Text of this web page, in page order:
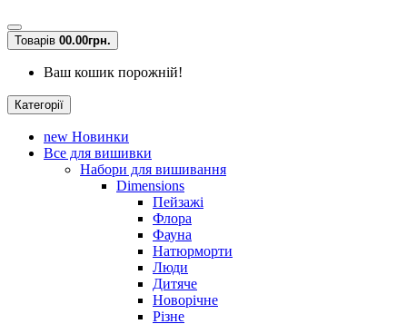
Товарів 00.00грн.
Ваш кошик порожній!
Категорії
new Новинки
Все для вишивки
Набори для вишивання
Dimensions
Пейзажі
Флора
Фауна
Натюрморти
Люди
Дитяче
Новорічне
Різне